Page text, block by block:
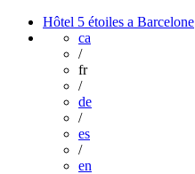
Hôtel 5 étoiles a Barcelone
ca
/
fr
/
de
/
es
/
en